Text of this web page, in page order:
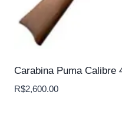
Carabina Puma Calibre
R$2,600.00